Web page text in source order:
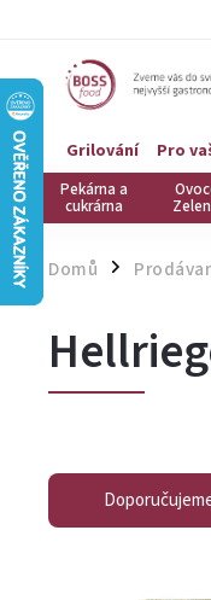
Grilování Pro
Pekárna a
cukrárna
Domů /